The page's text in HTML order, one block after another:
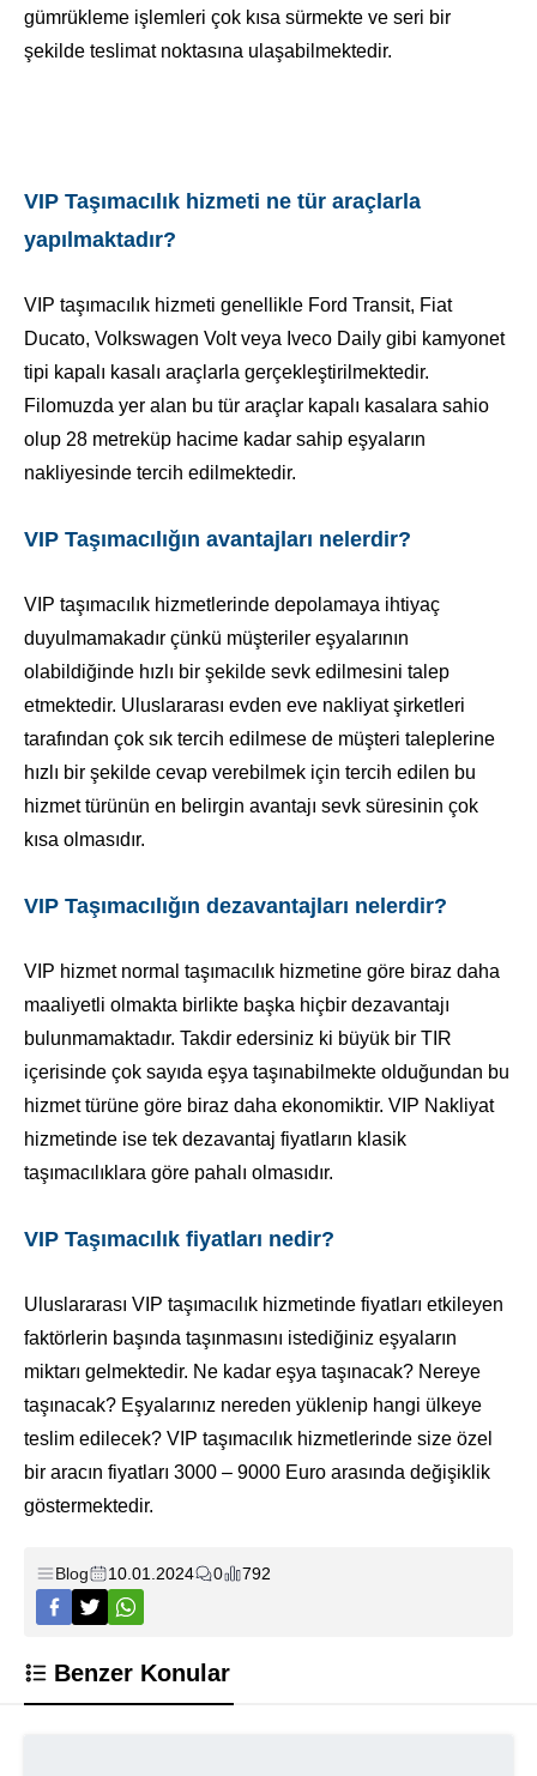
gümrükleme işlemleri çok kısa sürmekte ve seri bir
şekilde teslimat noktasına ulaşabilmektedir.
VIP Taşımacılık hizmeti ne tür araçlarla
yapılmaktadır?
VIP taşımacılık hizmeti genellikle Ford Transit, Fiat
Ducato, Volkswagen Volt veya Iveco Daily gibi kamyonet
tipi kapalı kasalı araçlarla gerçekleştirilmektedir.
Filomuzda yer alan bu tür araçlar kapalı kasalara sahio
olup 28 metreküp hacime kadar sahip eşyaların
nakliyesinde tercih edilmektedir.
VIP Taşımacılığın avantajları nelerdir?
VIP taşımacılık hizmetlerinde depolamaya ihtiyaç
duyulmamakadır çünkü müşteriler eşyalarının
olabildiğinde hızlı bir şekilde sevk edilmesini talep
etmektedir. Uluslararası evden eve nakliyat şirketleri
tarafından çok sık tercih edilmese de müşteri taleplerine
hızlı bir şekilde cevap verebilmek için tercih edilen bu
hizmet türünün en belirgin avantajı sevk süresinin çok
kısa olmasıdır.
VIP Taşımacılığın dezavantajları nelerdir?
VIP hizmet normal taşımacılık hizmetine göre biraz daha
maaliyetli olmakta birlikte başka hiçbir dezavantajı
bulunmamaktadır. Takdir edersiniz ki büyük bir TIR
içerisinde çok sayıda eşya taşınabilmekte olduğundan bu
hizmet türüne göre biraz daha ekonomiktir. VIP Nakliyat
hizmetinde ise tek dezavantaj fiyatların klasik
taşımacılıklara göre pahalı olmasıdır.
VIP Taşımacılık fiyatları nedir?
Uluslararası VIP taşımacılık hizmetinde fiyatları etkileyen
faktörlerin başında taşınmasını istediğiniz eşyaların
miktarı gelmektedir. Ne kadar eşya taşınacak? Nereye
taşınacak? Eşyalarınız nereden yüklenip hangi ülkeye
teslim edilecek? VIP taşımacılık hizmetlerinde size özel
bir aracın fiyatları 3000 – 9000 Euro arasında değişiklik
göstermektedir.
Blog 10.01.2024 0 792
Benzer Konular